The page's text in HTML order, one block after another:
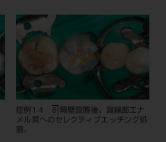
症例1-4 6
隔壁設置後、窩縁部エナ
メル質へのセレクティブエッチング処